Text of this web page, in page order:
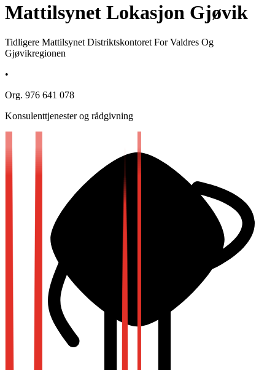
Mattilsynet Lokasjon Gjøvik
Tidligere Mattilsynet Distriktskontoret For Valdres Og
Gjøvikregionen
•
Org. 976 641 078
Konsulenttjenester og rådgivning